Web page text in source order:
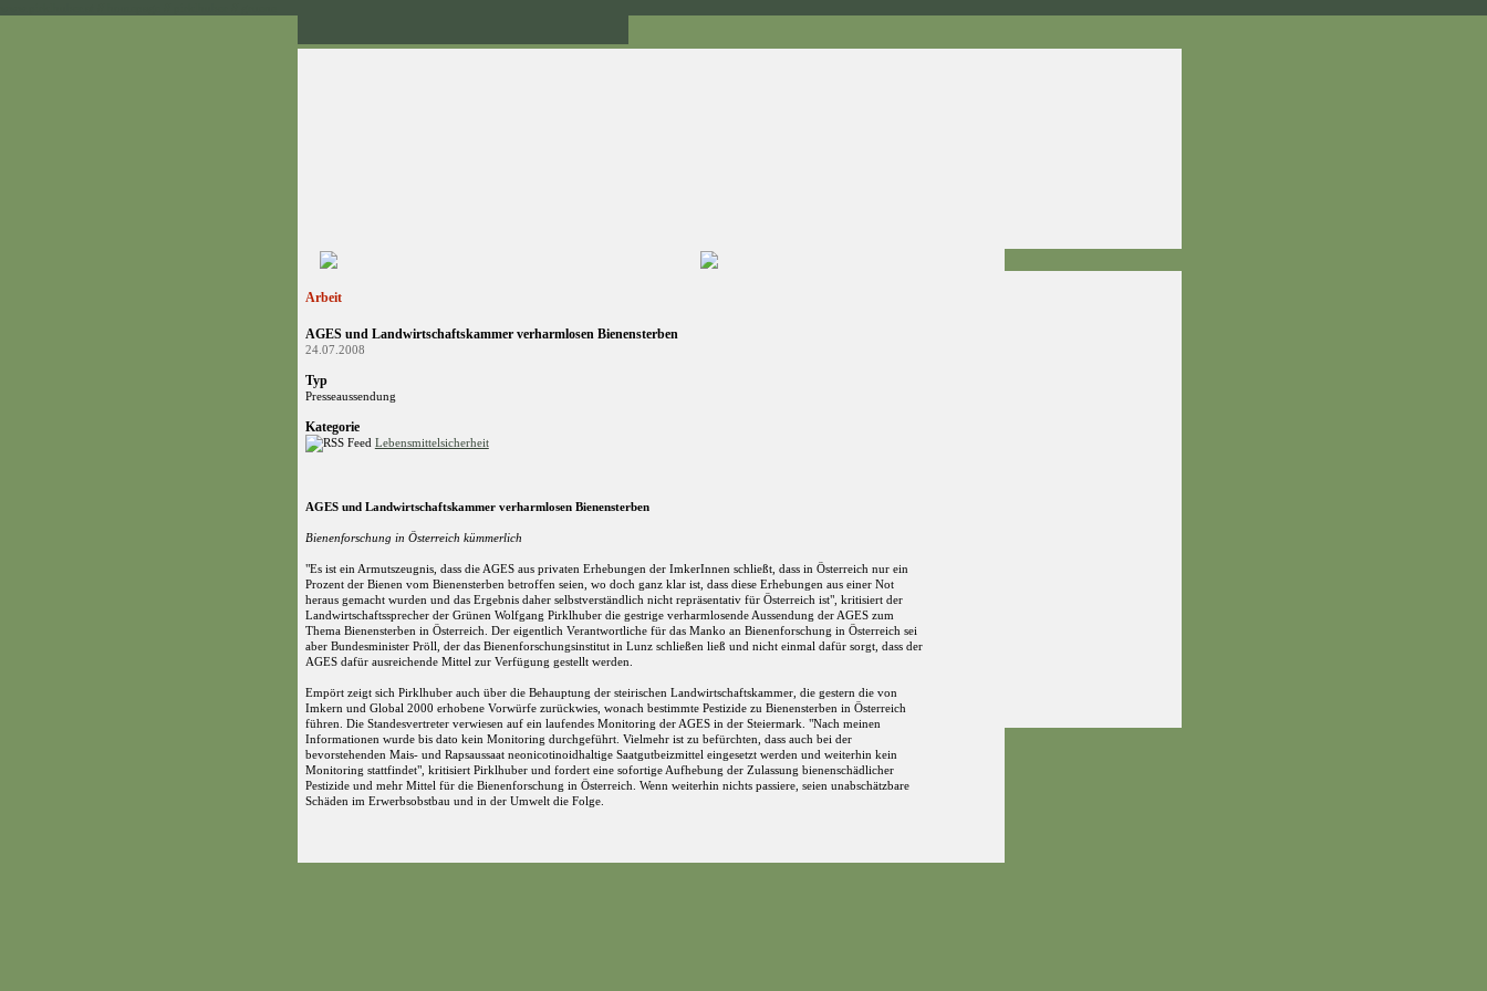
Arbeit
AGES und Landwirtschaftskammer verharmlosen Bienensterben
24.07.2008
Typ
Presseaussendung
Kategorie
Lebensmittelsicherheit
AGES und Landwirtschaftskammer verharmlosen Bienensterben
Bienenforschung in Österreich kümmerlich
"Es ist ein Armutszeugnis, dass die AGES aus privaten Erhebungen der ImkerInnen schließt, dass in Österreich nur ein
Prozent der Bienen vom Bienensterben betroffen seien, wo doch ganz klar ist, dass diese Erhebungen aus einer Not
heraus gemacht wurden und das Ergebnis daher selbstverständlich nicht repräsentativ für Österreich ist", kritisiert der
Landwirtschaftssprecher der Grünen Wolfgang Pirklhuber die gestrige verharmlosende Aussendung der AGES zum
Thema Bienensterben in Österreich. Der eigentlich Verantwortliche für das Manko an Bienenforschung in Österreich sei
aber Bundesminister Pröll, der das Bienenforschungsinstitut in Lunz schließen ließ und nicht einmal dafür sorgt, dass der
AGES dafür ausreichende Mittel zur Verfügung gestellt werden.
Empört zeigt sich Pirklhuber auch über die Behauptung der steirischen Landwirtschaftskammer, die gestern die von
Imkern und Global 2000 erhobene Vorwürfe zurückwies, wonach bestimmte Pestizide zu Bienensterben in Österreich
führen. Die Standesvertreter verwiesen auf ein laufendes Monitoring der AGES in der Steiermark. "Nach meinen
Informationen wurde bis dato kein Monitoring durchgeführt. Vielmehr ist zu befürchten, dass auch bei der
bevorstehenden Mais- und Rapsaussaat neonicotinoidhaltige Saatgutbeizmittel eingesetzt werden und weiterhin kein
Monitoring stattfindet", kritisiert Pirklhuber und fordert eine sofortige Aufhebung der Zulassung bienenschädlicher
Pestizide und mehr Mittel für die Bienenforschung in Österreich. Wenn weiterhin nichts passiere, seien unabschätzbare
Schäden im Erwerbsobstbau und in der Umwelt die Folge.